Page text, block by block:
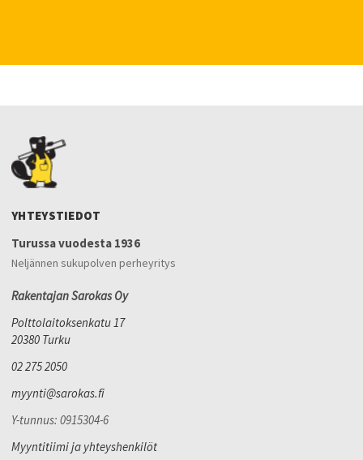
YHTEYSTIEDOT
Turussa vuodesta 1936
Neljännen sukupolven perheyritys
Rakentajan Sarokas Oy
Polttolaitoksenkatu 17
20380 Turku
02 275 2050
myynti@sarokas.fi
Y-tunnus: 0915304-6
Myyntitiimi ja yhteyshenkilöt